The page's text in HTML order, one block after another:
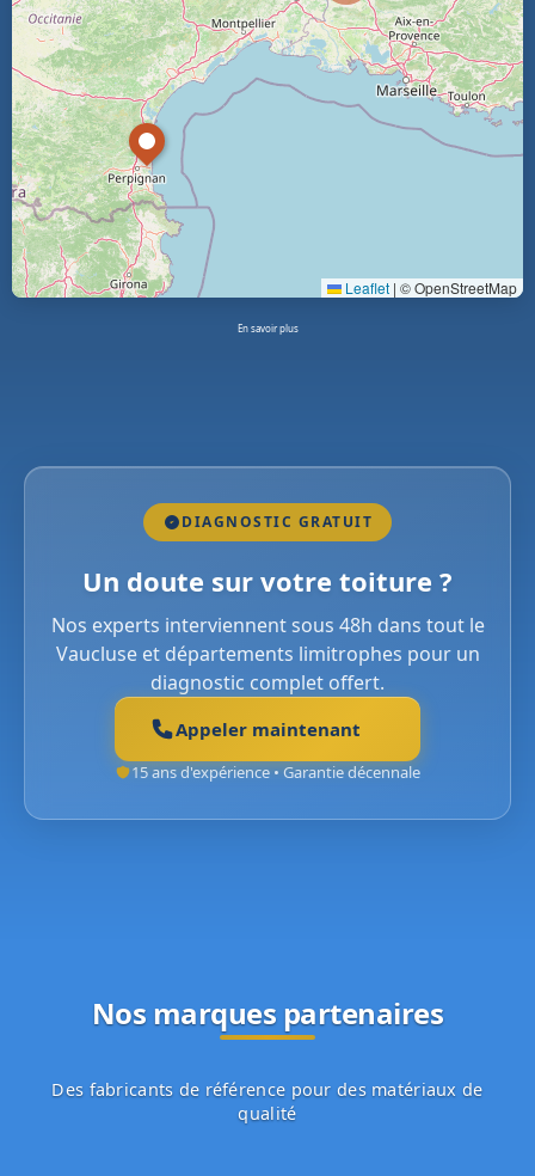
Leaflet | © OpenStreetMap
En savoir plus
DIAGNOSTIC GRATUIT
Un doute sur votre toiture ?
Nos experts interviennent sous 48h dans tout le
Vaucluse et départements limitrophes pour un
diagnostic complet offert.
Appeler maintenant
15 ans d'expérience • Garantie décennale
Nos marques partenaires
Des fabricants de référence pour des matériaux de
qualité